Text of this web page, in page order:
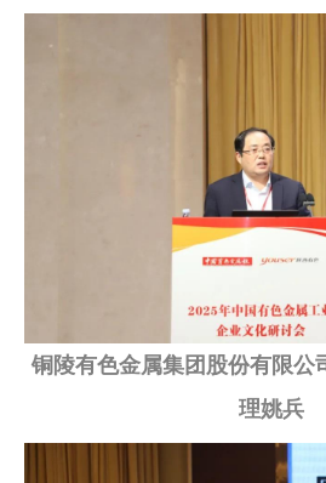
铜陵有色金属集团股份有限公
理姚兵